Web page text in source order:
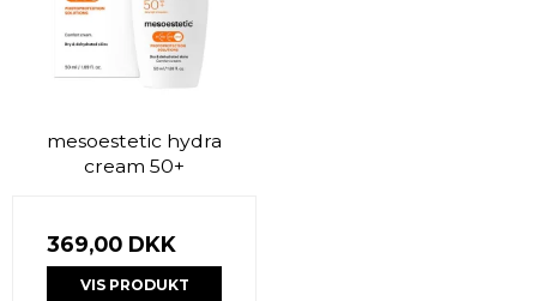
mesoestetic hydra
cream 50+
369,00 DKK
VIS PRODUKT